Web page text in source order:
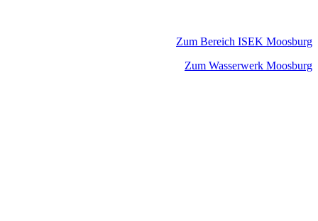
Zum Bereich ISEK Moosburg
Zum Wasserwerk Moosburg